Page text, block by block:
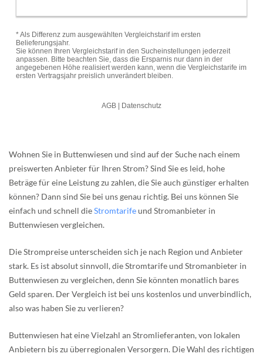
Wohnen Sie in Buttenwiesen und sind auf der Suche nach einem
preiswerten Anbieter für Ihren Strom? Sind Sie es leid, hohe
Beträge für eine Leistung zu zahlen, die Sie auch günstiger erhalten
können? Dann sind Sie bei uns genau richtig. Bei uns können Sie
einfach und schnell dieStromtarifeund Stromanbieter in
Buttenwiesen vergleichen.
Die Strompreise unterscheiden sich je nach Region und Anbieter
stark. Es ist absolut sinnvoll, die Stromtarife und Stromanbieter in
Buttenwiesen zu vergleichen, denn Sie könnten monatlich bares
Geld sparen. Der Vergleich ist bei uns kostenlos und unverbindlich,
also was haben Sie zu verlieren?
Buttenwiesen hat eine Vielzahl an Stromlieferanten, von lokalen
Anbietern bis zu überregionalen Versorgern. Die Wahl des richtigen